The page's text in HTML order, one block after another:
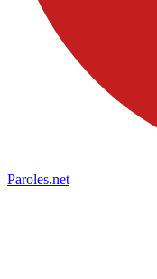
Paroles.net